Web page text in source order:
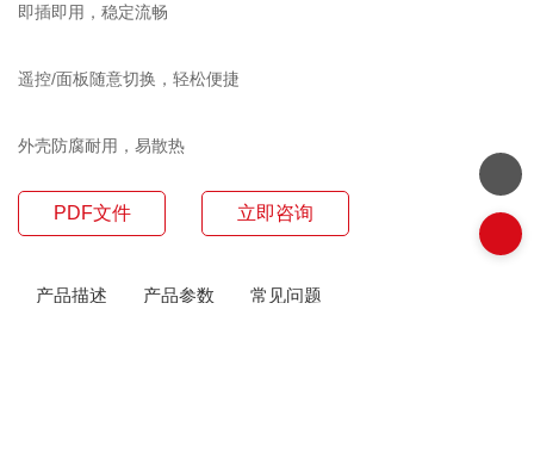
即插即用，稳定流畅
遥控/面板随意切换，轻松便捷
外壳防腐耐用，易散热
PDF文件 立即咨询
产品描述 产品参数 常见问题